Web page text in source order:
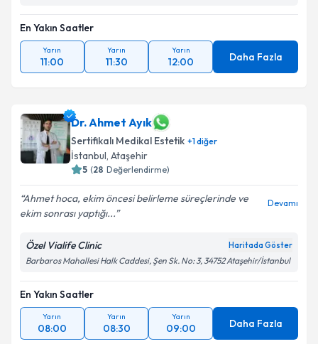
En Yakın Saatler
Yarın
11:00
Yarın
11:30
Yarın
12:00 Daha Fazla
Dr. Ahmet Ayık
Sertifikalı Medikal Estetik +1diğer
İstanbul, Ataşehir
5 (28 Değerlendirme)
Ahmet hoca, ekim öncesi belirleme süreçlerinde ve
ekim sonrası yaptığı...
Devamı
Özel Vialife Clinic Haritada Göster
Barbaros Mahallesi Halk Caddesi, Şen Sk. No: 3, 34752 Ataşehir/İstanbul
En Yakın Saatler
Yarın
08:00
Yarın
08:30
Yarın
09:00 Daha Fazla